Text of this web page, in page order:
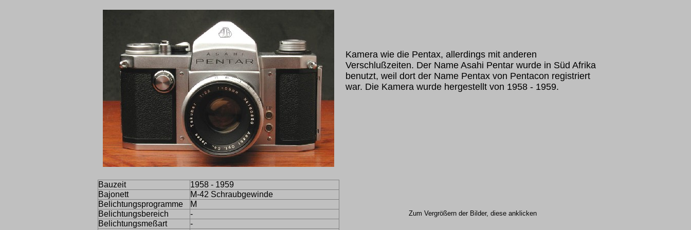
Kamera wie die Pentax, allerdings mit anderen
Verschlußzeiten. Der Name Asahi Pentar wurde in Süd Afrika
benutzt, weil dort der Name Pentax von Pentacon registriert
war. Die Kamera wurde hergestellt von 1958 - 1959.
Bauzeit
1958 - 1959
Bajonett
M-42 Schraubgewinde
Belichtungsprogramme
M
Belichtungsbereich
-
Belichtungsmeßart
-
Zum Vergrößern der Bilder, diese anklicken